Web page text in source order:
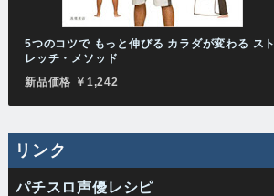
5つのコツで もっと伸びる カラダが変わる スト
レッチ・メソッド
新品価格 ￥1,242
リンク
パチスロ声優レシピ